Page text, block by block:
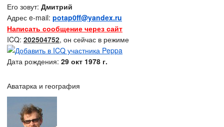
Его зовут: Дмитрий
Адрес e-mail: potap0ff@yandex.ru
Написать сообщение через сайт
ICQ: 202504752, он сейчас в режиме
Дата рождения: 29 окт 1978 г.
Аватарка и география